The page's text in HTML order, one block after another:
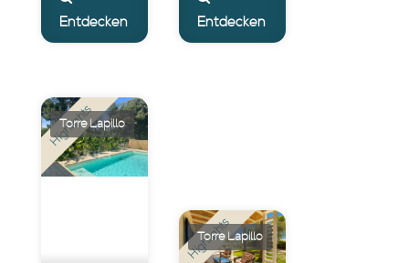
Entdecken Entdecken
Highlights
Torre Lapillo
Highlights
Torre Lapillo